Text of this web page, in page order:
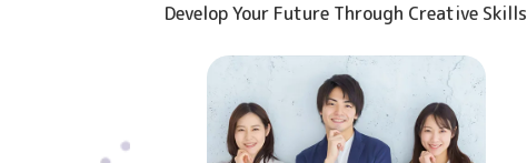
Develop Your Future Through Creative Skills